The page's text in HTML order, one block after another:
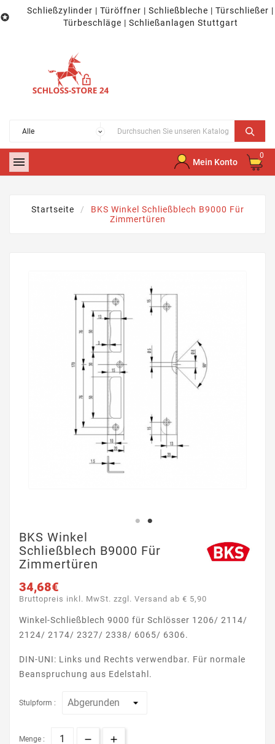

Schließzylinder | Türöffner | Schließbleche | Türschließer |
Türbeschläge | Schließanlagen Stuttgart
 Mein Konto
0
Startseite
BKS Winkel Schließblech B9000 Für
Zimmertüren
BKS Winkel
Schließblech B9000 Für
Zimmertüren
34,68€
Bruttopreis inkl. MwSt. zzgl. Versand ab € 5,90
Winkel-Schließblech 9000 für Schlösser 1206/ 2114/
2124/ 2174/ 2327/ 2338/ 6065/ 6306.
DIN-UNI: Links und Rechts verwendbar. Für normale
Beanspruchung aus Edelstahl.
Stulpform :
Menge :